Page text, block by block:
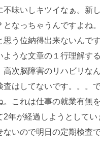
味いしキツイなぁ。新
なっちゃうんですよね
う位納得出来ないんで
うな文章の１行理解す
次脳障害のリハビリな
はしてないです。。。
これは仕事の就業有無
年が経過しようとしてい
いので明日の定期検査